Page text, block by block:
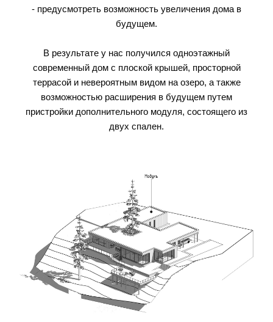
- предусмотреть возможность увеличения дома в
будущем.
В результате у нас получился одноэтажный
современный дом с плоской крышей, просторной
террасой и невероятным видом на озеро, а также
возможностью расширения в будущем путем
пристройки дополнительного модуля, состоящего из
двух спален.